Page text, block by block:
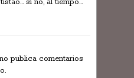
publica comentarios